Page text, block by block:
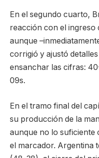
En el segundo cuarto,
reacción con el ingreso
aunque
corrigió y ajustó
ensanchar las cifras:
09s.
En el tramo final del
su producción de la
aunque no lo suficiente
el marcador. Argentina